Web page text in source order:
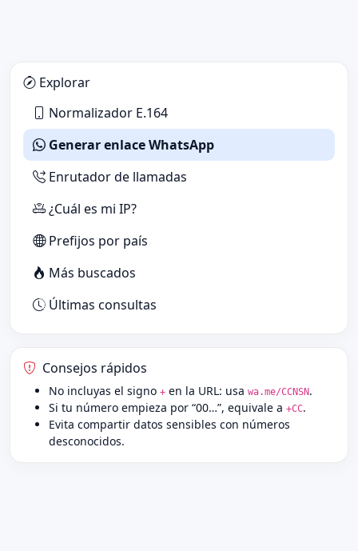
Explorar
Normalizador E.164
Generar enlace WhatsApp
Enrutador de llamadas
¿Cuál es mi IP?
Prefijos por país
Más buscados
Últimas consultas
Consejos rápidos
No incluyas el signo + en la URL: usa wa.me/CCNSN.
Si tu número empieza por “00…”, equivale a +CC.
Evita compartir datos sensibles con números
desconocidos.